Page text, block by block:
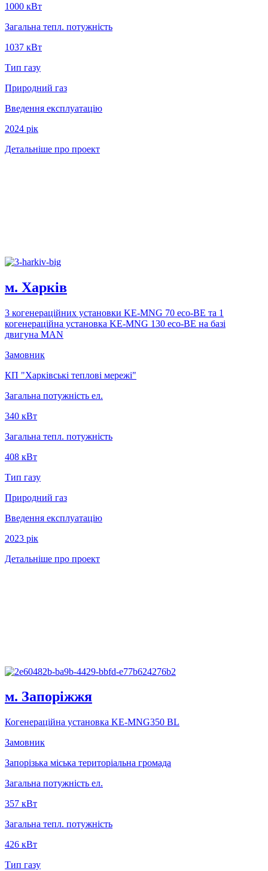
1000 кВт
Загальна тепл. потужність
1037 кВт
Тип газу
Природний газ
Введення експлуатацію
2024 рiк
Детальніше про проект
м. Харкiв
3 когенерацiйних установки KE-MNG 70 eco-BE та 1
когенерацiйна установка KE-MNG 130 eco-BE на базi
двигуна MAN
Замовник
КП "Харківські теплові мережі"
Загальна потужність ел.
340 кВт
Загальна тепл. потужність
408 кВт
Тип газу
Природний газ
Введення експлуатацію
2023 рiк
Детальніше про проект
м. Запорiжжя
Когенерацiйна установка KE-MNG350 BL
Замовник
Запорізька міська територіальна громада
Загальна потужність ел.
357 кВт
Загальна тепл. потужність
426 кВт
Тип газу